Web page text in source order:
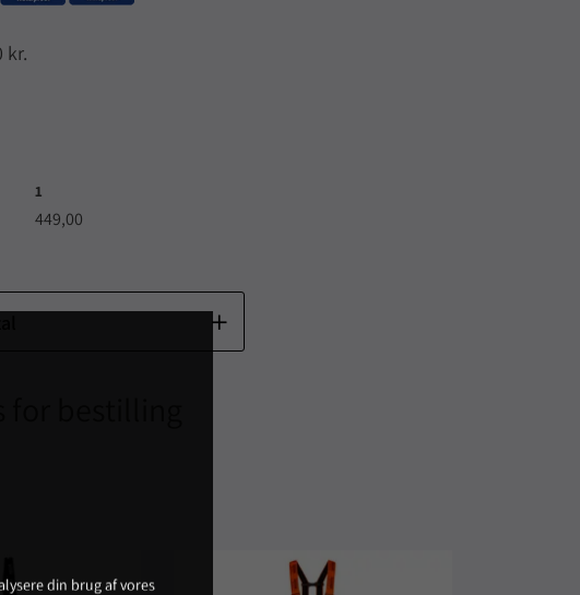
kr.
1
449,00
bestilling
din brug af vores